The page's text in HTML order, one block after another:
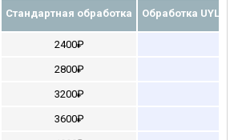
Стандартная обработка Обработка UYLV
2400₽
2800₽
3200₽
3600₽